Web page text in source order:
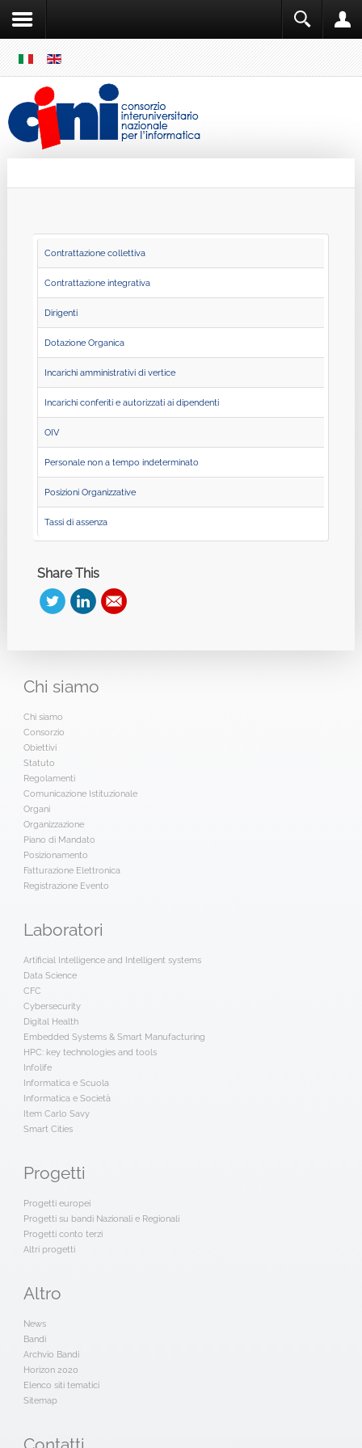
MENU
Contrattazione collettiva
Contrattazione integrativa
Dirigenti
Dotazione Organica
Incarichi amministrativi di vertice
Incarichi conferiti e autorizzati ai dipendenti
OIV
Personale non a tempo indeterminato
Posizioni Organizzative
Tassi di assenza
Share This
Chi siamo
Chi siamo
Consorzio
Obiettivi
Statuto
Regolamenti
Comunicazione Istituzionale
Organi
Organizzazione
Piano di Mandato
Posizionamento
Fatturazione Elettronica
Registrazione Evento
Laboratori
Artificial Intelligence and Intelligent systems
Data Science
CFC
Cybersecurity
Digital Health
Embedded Systems & Smart Manufacturing
HPC: key technologies and tools
Infolife
Informatica e Scuola
Informatica e Società
Item Carlo Savy
Smart Cities
Progetti
Progetti europei
Progetti su bandi Nazionali e Regionali
Progetti conto terzi
Altri progetti
Altro
News
Bandi
Archvio Bandi
Horizon 2020
Elenco siti tematici
Sitemap